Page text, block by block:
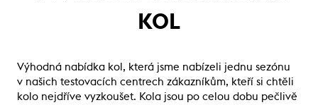
KOL
Výhodná nabídka kol, která jsme nabízeli jednu sezónu
v našich testovacích centrech zákazníkům, kteří si chtěli
kolo nejdříve vyzkoušet. Kola jsou po celou dobu pečlivě